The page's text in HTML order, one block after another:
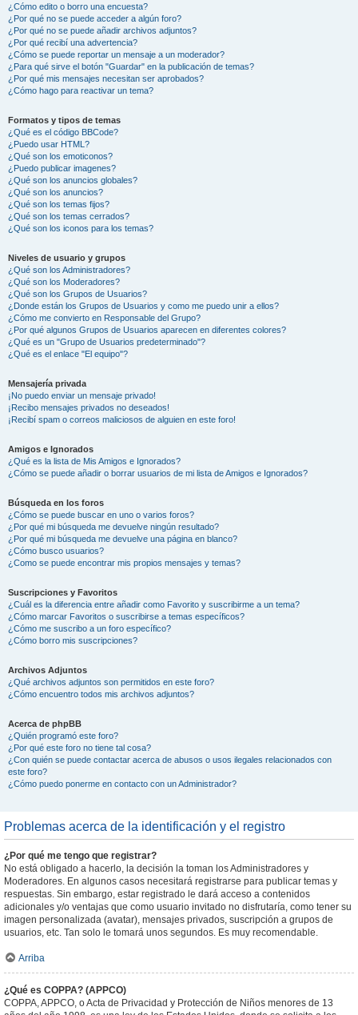
¿Cómo edito o borro una encuesta?
¿Por qué no se puede acceder a algún foro?
¿Por qué no se puede añadir archivos adjuntos?
¿Por qué recibí una advertencia?
¿Cómo se puede reportar un mensaje a un moderador?
¿Para qué sirve el botón "Guardar" en la publicación de temas?
¿Por qué mis mensajes necesitan ser aprobados?
¿Cómo hago para reactivar un tema?
Formatos y tipos de temas
¿Qué es el código BBCode?
¿Puedo usar HTML?
¿Qué son los emoticonos?
¿Puedo publicar imagenes?
¿Qué son los anuncios globales?
¿Qué son los anuncios?
¿Qué son los temas fijos?
¿Qué son los temas cerrados?
¿Qué son los iconos para los temas?
Niveles de usuario y grupos
¿Qué son los Administradores?
¿Qué son los Moderadores?
¿Qué son los Grupos de Usuarios?
¿Donde están los Grupos de Usuarios y como me puedo unir a ellos?
¿Cómo me convierto en Responsable del Grupo?
¿Por qué algunos Grupos de Usuarios aparecen en diferentes colores?
¿Qué es un "Grupo de Usuarios predeterminado"?
¿Qué es el enlace "El equipo"?
Mensajería privada
¡No puedo enviar un mensaje privado!
¡Recibo mensajes privados no deseados!
¡Recibí spam o correos maliciosos de alguien en este foro!
Amigos e Ignorados
¿Qué es la lista de Mis Amigos e Ignorados?
¿Cómo se puede añadir o borrar usuarios de mi lista de Amigos e Ignorados?
Búsqueda en los foros
¿Cómo se puede buscar en uno o varios foros?
¿Por qué mi búsqueda me devuelve ningún resultado?
¿Por qué mi búsqueda me devuelve una página en blanco?
¿Cómo busco usuarios?
¿Como se puede encontrar mis propios mensajes y temas?
Suscripciones y Favoritos
¿Cuál es la diferencia entre añadir como Favorito y suscribirme a un tema?
¿Cómo marcar Favoritos o suscribirse a temas específicos?
¿Cómo me suscribo a un foro específico?
¿Cómo borro mis suscripciones?
Archivos Adjuntos
¿Qué archivos adjuntos son permitidos en este foro?
¿Cómo encuentro todos mis archivos adjuntos?
Acerca de phpBB
¿Quién programó este foro?
¿Por qué este foro no tiene tal cosa?
¿Con quién se puede contactar acerca de abusos o usos ilegales relacionados con
este foro?
¿Cómo puedo ponerme en contacto con un Administrador?
Problemas acerca de la identificación y el registro
¿Por qué me tengo que registrar?
No está obligado a hacerlo, la decisión la toman los Administradores y
Moderadores. En algunos casos necesitará registrarse para publicar temas y
respuestas. Sin embargo, estar registrado le dará acceso a contenidos
adicionales y/o ventajas que como usuario invitado no disfrutaría, como tener su
imagen personalizada (avatar), mensajes privados, suscripción a grupos de
usuarios, etc. Tan solo le tomará unos segundos. Es muy recomendable.
Arriba
¿Qué es COPPA? (APPCO)
COPPA, APPCO, o Acta de Privacidad y Protección de Niños menores de 13